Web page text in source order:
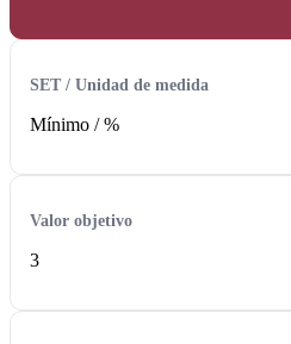
SET / Unidad de medida
Mínimo /%
Valor objetivo
3